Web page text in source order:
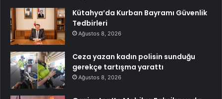
Kütahya’da Kurban Bayramı Güvenlik
Tedbirleri
Ağustos 8, 2026
Ceza yazan kadın polisin sunduğu
gerekçe tartışma yarattı
Ağustos 8, 2026